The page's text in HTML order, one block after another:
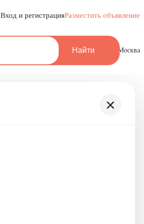
Вход и регистрацияРазместить объявление
Найти Москва
×